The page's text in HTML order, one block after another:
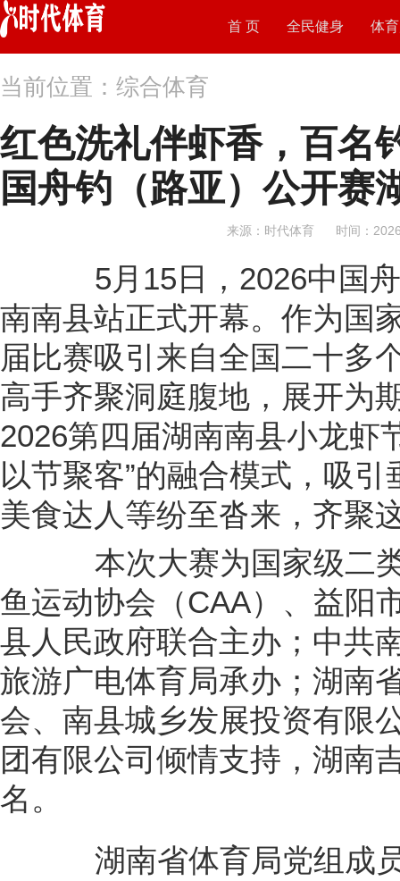
首 页 全民健身 体
当前位置：综合体育
红色洗礼伴虾香，百
国舟钓（路亚）公开赛
来源：时代体育 时间：
5月15日，2026中国
南南县站正式开幕。作为国
届比赛吸引来自全国二十多
高手齐聚洞庭腹地，展开为
2026第四届湖南南县小龙虾
以节聚客”的融合模式，吸
美食达人等纷至沓来，齐聚
本次大赛为国家级二类
鱼运动协会（CAA）、益阳
县人民政府联合主办；中共
旅游广电体育局承办；湖南
会、南县城乡发展投资有限
团有限公司倾情支持，湖南
名。
湖南省体育局党组成员